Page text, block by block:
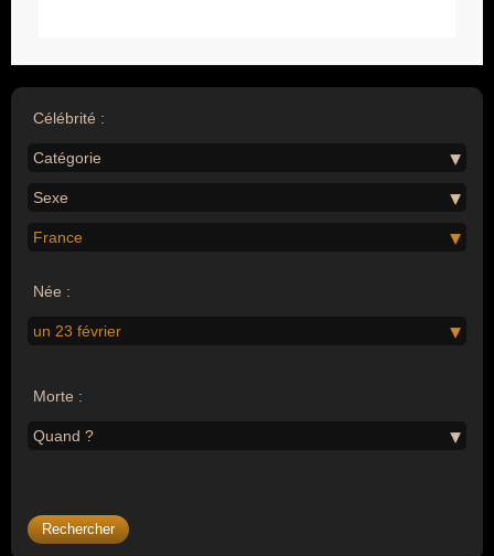
Célébrité :
Catégorie
Sexe
France
Née :
un 23 février
Morte :
Quand ?